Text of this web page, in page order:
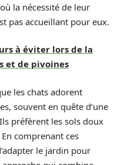
la nécessité de leur
pas accueillant pour eux.
à éviter lors de la
et de pivoines
les chats adorent
souvent en quête d’une
préfèrent les sols doux
comprenant ces
le jardin pour